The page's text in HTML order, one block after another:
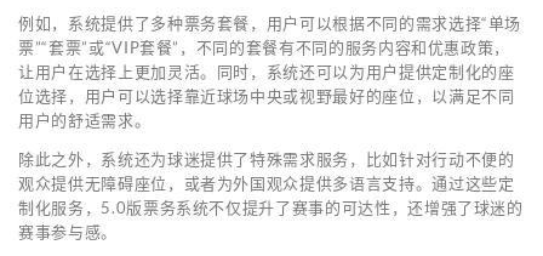
例如，系统提供了多种票务套餐，用户可以根据不同的需求选择“单场
票”“套票”或“VIP套餐”，不同的套餐有不同的服务内容和优惠政策，
让用户在选择上更加灵活。同时，系统还可以为用户提供定制化的座
位选择，用户可以选择靠近球场中央或视野最好的座位，以满足不同
用户的舒适需求。
除此之外，系统还为球迷提供了特殊需求服务，比如针对行动不便的
观众提供无障碍座位，或者为外国观众提供多语言支持。通过这些定
制化服务，5.0版票务系统不仅提升了赛事的可达性，还增强了球迷的
赛事参与感。